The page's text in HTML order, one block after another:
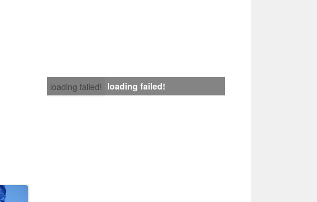
loading failed! loading failed!